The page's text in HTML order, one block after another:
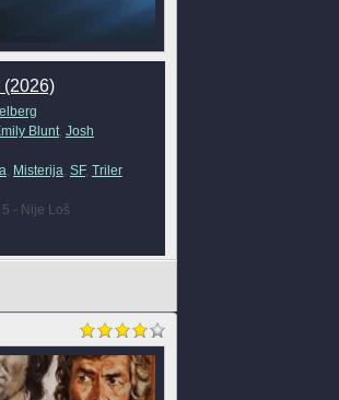
(2026)
Blunt, Josh
, Misterija, SF, Triler
- Nije Loš